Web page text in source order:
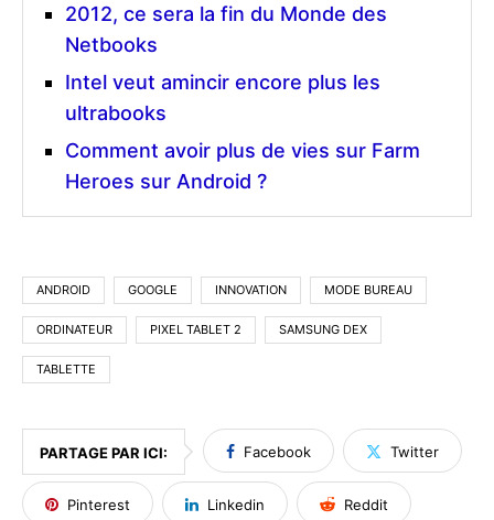
2012, ce sera la fin du Monde des
Netbooks
Intel veut amincir encore plus les
ultrabooks
Comment avoir plus de vies sur Farm
Heroes sur Android ?
ANDROID GOOGLE INNOVATION MODE BUREAU
ORDINATEUR PIXEL TABLET 2 SAMSUNG DEX
TABLETTE
PARTAGE PAR ICI: Facebook Twitter
Pinterest Linkedin Reddit